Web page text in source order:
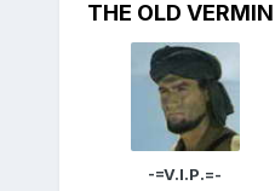
THE OLD VERMIN
-=V.I.P.=-